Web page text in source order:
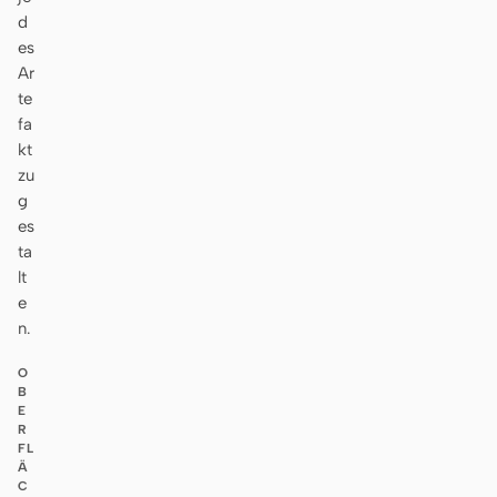
d
es
Ar
te
fa
kt
zu
g
es
ta
lt
e
n.
O
B
E
R
FL
Ä
C